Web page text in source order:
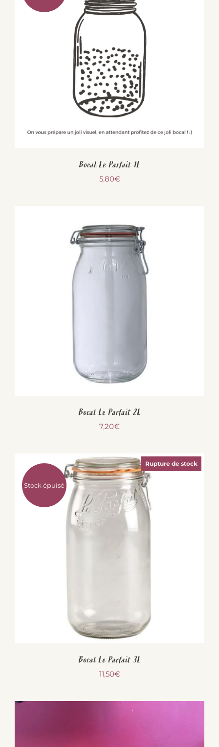
Bocal Le Parfait 1L
5,80€
Bocal Le Parfait 2L
7,20€
Stock épuisé
Rupture de stock
Bocal Le Parfait 3L
11,50€